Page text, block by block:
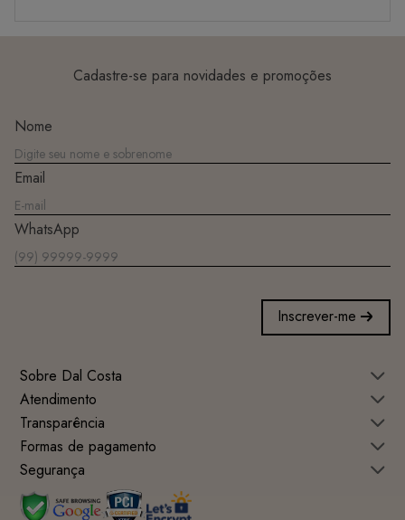
Cadastre-se para novidades e promoções
Nome
Email
WhatsApp
Inscrever-me
Sobre Dal Costa
Atendimento
Transparência
Formas de pagamento
Segurança